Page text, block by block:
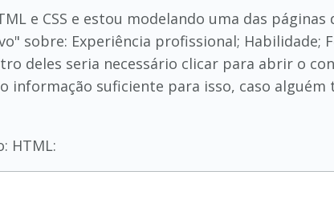
e CSS e estou modelando uma das
sobre: Experiência profissional; Habilidade;
deles seria necessário clicar para abrir o
informação suficiente para isso, caso alguém
HTML: